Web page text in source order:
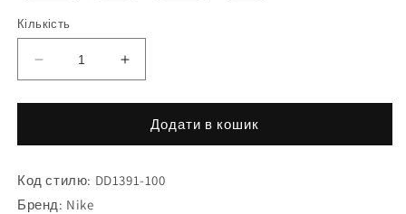
Кількість
Зменшити
кількість
для
Nike
Low
Retro
Збільшити
кількість
для
Кросівки
Nike
Low
Додати в кошик
Код стилю: DD1391-100
Бренд: Nike